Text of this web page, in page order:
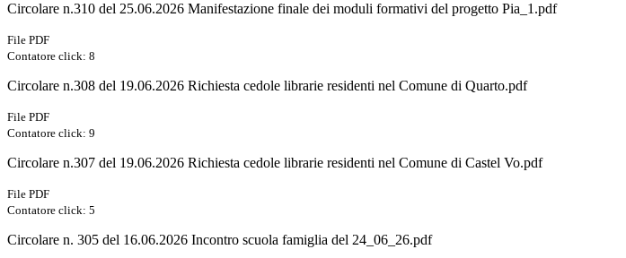
Circolare n.310 del 25.06.2026 Manifestazione finale dei moduli formativi del progetto Pia_1.pdf
File PDF
Contatore click: 8
Circolare n.308 del 19.06.2026 Richiesta cedole librarie residenti nel Comune di Quarto.pdf
File PDF
Contatore click: 9
Circolare n.307 del 19.06.2026 Richiesta cedole librarie residenti nel Comune di Castel Vo.pdf
File PDF
Contatore click: 5
Circolare n. 305 del 16.06.2026 Incontro scuola famiglia del 24_06_26.pdf